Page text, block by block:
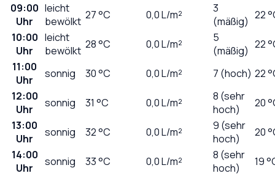
09:00
Uhr
leicht
bewölkt 27°C 0,0L/m²
3
(mäßig) 22
10:00
Uhr
leicht
bewölkt 28°C 0,0L/m²
5
(mäßig) 22
11:00
Uhr
sonnig 30°C 0,0L/m² 7 (hoch) 22
12:00
Uhr
sonnig 31 °C 0,0L/m²
8 (sehr
hoch)
20
13:00
Uhr
sonnig 32°C 0,0L/m²
9 (sehr
hoch)
20
14:00
Uhr
sonnig 33°C 0,0L/m²
8 (sehr
hoch)
19